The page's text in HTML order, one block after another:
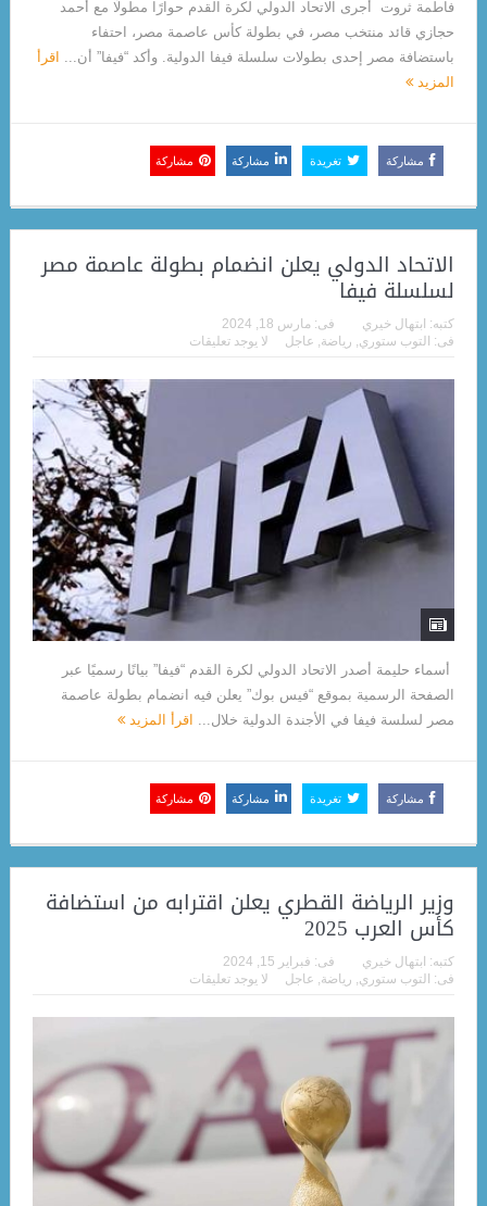
فاطمة ثروت أجرى الاتحاد الدولي لكرة القدم حوارًا مطولًا مع أحمد
حجازي قائد منتخب مصر، في بطولة كأس عاصمة مصر، احتفاء
باستضافة مصر إحدى بطولات سلسلة فيفا الدولية. وأكد “فيفا” أن... اقرأ
المزيد
مشاركة تغريدة مشاركة مشاركة
الاتحاد الدولي يعلن انضمام بطولة عاصمة مصر
لسلسلة فيفا
كتبه: ابتهال خيري فى: مارس 18, 2024
فى: التوب ستوري, رياضة, عاجل لا يوجد تعليقات
أسماء حليمة أصدر الاتحاد الدولي لكرة القدم “فيفا” بيانًا رسميًا عبر
الصفحة الرسمية بموقع “فيس بوك” يعلن فيه انضمام بطولة عاصمة
مصر لسلسة فيفا في الأجندة الدولية خلال... اقرأ المزيد
مشاركة تغريدة مشاركة مشاركة
وزير الرياضة القطري يعلن اقترابه من استضافة
كأس العرب 2025
كتبه: ابتهال خيري فى: فبراير 15, 2024
فى: التوب ستوري رياضة عاجل لا يوجد تعليقات